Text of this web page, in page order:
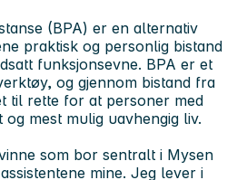
(BPA) er en alternativ
praktisk og personlig bistand
funksjonsevne. BPA er et
og gjennom bistand fra
til rette for at personer med
mest mulig uavhengig liv.
som bor sentralt i Mysen
mine. Jeg lever i